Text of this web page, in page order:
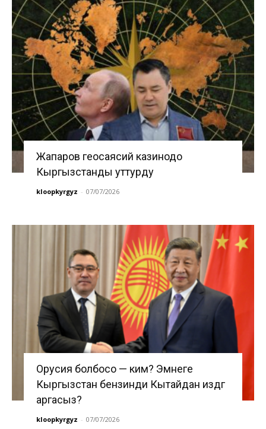
Жапаров геосаясий казинодо
Кыргызстанды уттурду
kloopkyrgyz - 07/07/2026
Орусия болбосо — ким? Эмнеге
Кыргызстан бензинди Кытайдан издөөгө
аргасыз?
kloopkyrgyz - 07/07/2026